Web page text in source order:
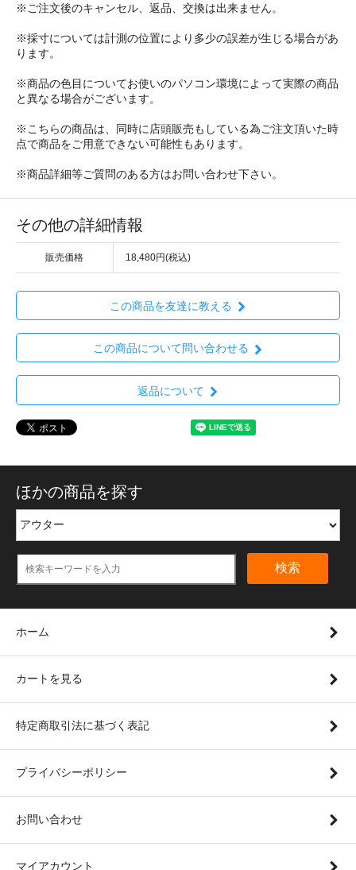
※ご注文後のキャンセル、返品、交換は出来ません。
※採寸については計測の位置により多少の誤差が生じる場合があ
ります。
※商品の色目についてお使いのパソコン環境によって実際の商品
と異なる場合がございます。
※こちらの商品は、同時に店頭販売もしている為ご注文頂いた時
点で商品をご用意できない可能性もあります。
※商品詳細等ご質問のある方はお問い合わせ下さい。
その他の詳細情報
販売価格 18,480円(税込)
この商品を友達に教える
この商品について問い合わせる
返品について
ほかの商品を探す
検索
ホーム
カートを見る
特定商取引法に基づく表記
プライバシーポリシー
お問い合わせ
マイアカウント